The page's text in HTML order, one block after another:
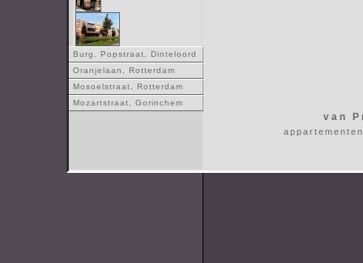
Burg. Popstraat, Dinteloord
Oranjelaan, Rotterdam
Mosoelstraat, Rotterdam
Mozartstraat, Gorinchem
van